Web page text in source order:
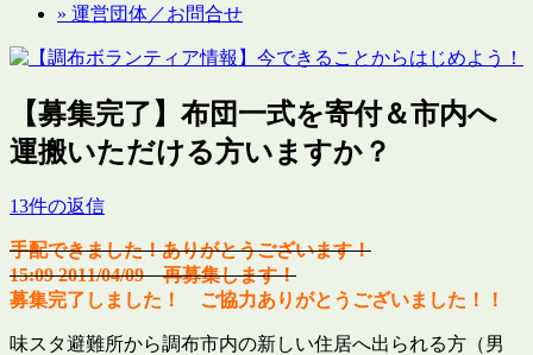
» 運営団体／お問合せ
【募集完了】布団一式を寄付＆市内へ
運搬いただける方いますか？
13件の返信
手配できました！ありがとうございます！
15:09 2011/04/09 再募集します！
募集完了しました！ ご協力ありがとうございました！！
味スタ避難所から調布市内の新しい住居へ出られる方（男